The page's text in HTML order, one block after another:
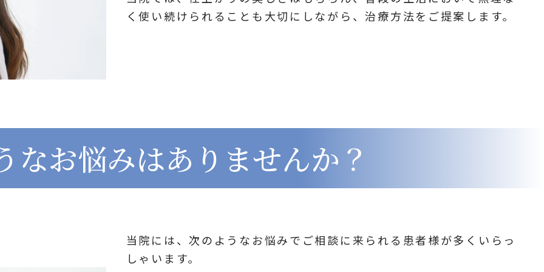
く使い続けられることも大切にしながら、治療方法をご提案します。
なお悩みはありませんか？
当院には、次のようなお悩みでご相談に来られる患者様が多くいらっ
しゃいます。